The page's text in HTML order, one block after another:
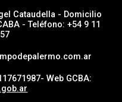
Cataudella - Domicilio
- Teléfono: +54 9 11
Web GCBA: